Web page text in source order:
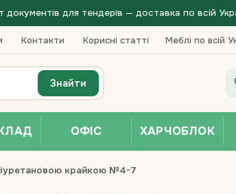
для тендерів — доставка по всій
· Контакти · Корисні статті Меблі по всій
Знайти
ОФІС ХАРЧОБЛОК
крайкою №4-7